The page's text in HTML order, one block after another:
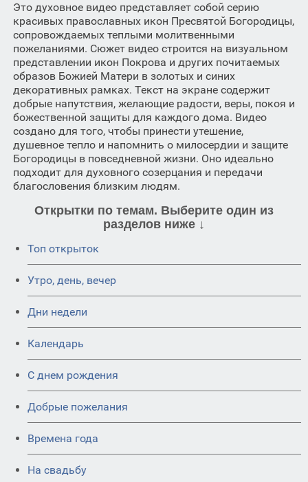
Это духовное видео представляет собой серию
красивых православных икон Пресвятой Богородицы,
сопровождаемых теплыми молитвенными
пожеланиями. Сюжет видео строится на визуальном
представлении икон Покрова и других почитаемых
образов Божией Матери в золотых и синих
декоративных рамках. Текст на экране содержит
добрые напутствия, желающие радости, веры, покоя и
божественной защиты для каждого дома. Видео
создано для того, чтобы принести утешение,
душевное тепло и напомнить о милосердии и защите
Богородицы в повседневной жизни. Оно идеально
подходит для духовного созерцания и передачи
благословения близким людям.
Открытки по темам. Выберите один из
разделов ниже ↓
Топ открыток
Утро, день, вечер
Дни недели
Календарь
C днем рождения
Добрые пожелания
Времена года
На свадьбу